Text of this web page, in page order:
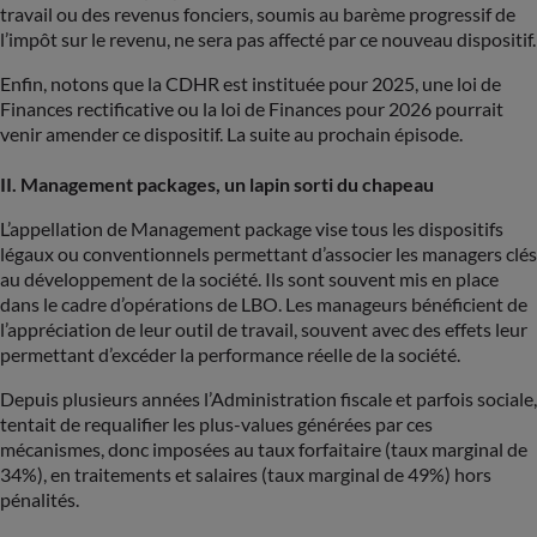
travail ou des revenus fonciers, soumis au barème progressif de
l’impôt sur le revenu, ne sera pas affecté par ce nouveau dispositif.
Enfin, notons que la CDHR est instituée pour 2025, une loi de
Finances rectificative ou la loi de Finances pour 2026 pourrait
venir amender ce dispositif. La suite au prochain épisode.
II. Management packages, un lapin sorti du chapeau
L’appellation de Management package vise tous les dispositifs
légaux ou conventionnels permettant d’associer les managers clés
au développement de la société. Ils sont souvent mis en place
dans le cadre d’opérations de LBO. Les manageurs bénéficient de
l’appréciation de leur outil de travail, souvent avec des effets leur
permettant d’excéder la performance réelle de la société.
Depuis plusieurs années l’Administration fiscale et parfois sociale,
tentait de requalifier les plus-values générées par ces
mécanismes, donc imposées au taux forfaitaire (taux marginal de
34%), en traitements et salaires (taux marginal de 49%) hors
pénalités.